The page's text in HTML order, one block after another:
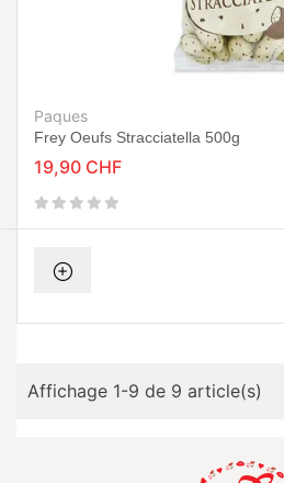
Paques
Frey Oeufs Stracciatella 500g
19,90 CHF
Affichage 1-9 de 9 article(s)